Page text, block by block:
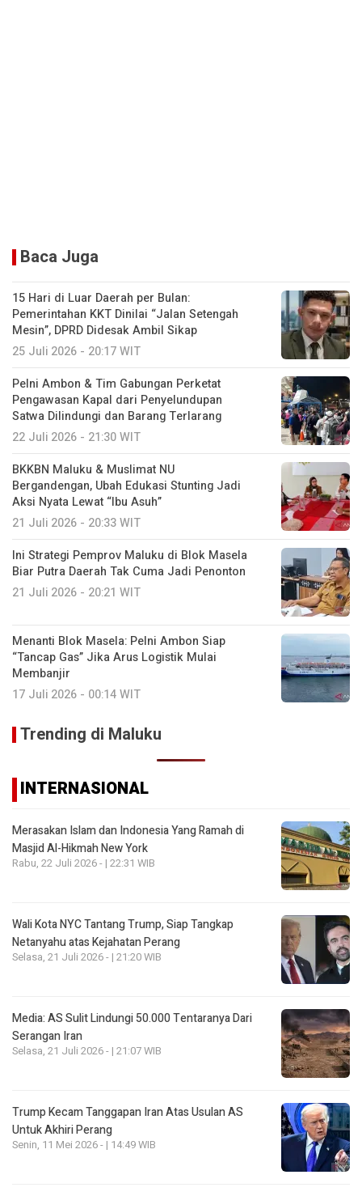
Baca Juga
15 Hari di Luar Daerah per Bulan:
Pemerintahan KKT Dinilai “Jalan Setengah
Mesin”, DPRD Didesak Ambil Sikap
25 Juli 2026 - 20:17 WIT
Pelni Ambon & Tim Gabungan Perketat
Pengawasan Kapal dari Penyelundupan
Satwa Dilindungi dan Barang Terlarang
22 Juli 2026 - 21:30 WIT
BKKBN Maluku & Muslimat NU
Bergandengan, Ubah Edukasi Stunting Jadi
Aksi Nyata Lewat “Ibu Asuh”
21 Juli 2026 - 20:33 WIT
Ini Strategi Pemprov Maluku di Blok Masela
Biar Putra Daerah Tak Cuma Jadi Penonton
21 Juli 2026 - 20:21 WIT
Menanti Blok Masela: Pelni Ambon Siap
“Tancap Gas” Jika Arus Logistik Mulai
Membanjir
17 Juli 2026 - 00:14 WIT
Trending di Maluku
INTERNASIONAL
Merasakan Islam dan Indonesia Yang Ramah di
Masjid Al-Hikmah New York
Rabu, 22 Juli 2026 - | 22:31 WIB
Wali Kota NYC Tantang Trump, Siap Tangkap
Netanyahu atas Kejahatan Perang
Selasa, 21 Juli 2026 - | 21:20 WIB
Media: AS Sulit Lindungi 50.000 Tentaranya Dari
Serangan Iran
Selasa, 21 Juli 2026 - | 21:07 WIB
Trump Kecam Tanggapan Iran Atas Usulan AS
Untuk Akhiri Perang
Senin, 11 Mei 2026 - | 14:49 WIB